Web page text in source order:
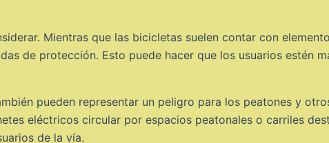
Mientras que las bicicletas suelen contar con
de protección. Esto puede hacer que los usuarios estén
pueden representar un peligro para los peatones y
eléctricos circular por espacios peatonales o carriles
de la vía.